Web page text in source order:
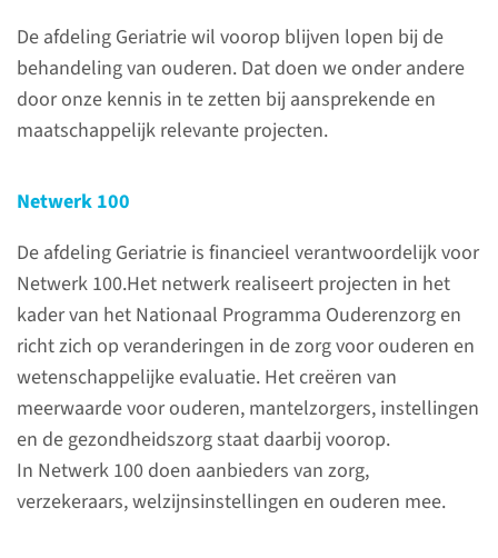
De afdeling Geriatrie wil voorop blijven lopen bij de
behandeling van ouderen. Dat doen we onder andere
door onze kennis in te zetten bij aansprekende en
maatschappelijk relevante projecten.
Netwerk 100
De afdeling Geriatrie is financieel verantwoordelijk voor
Netwerk 100.Het netwerk realiseert projecten in het
kader van het Nationaal Programma Ouderenzorg en
richt zich op veranderingen in de zorg voor ouderen en
wetenschappelijke evaluatie. Het creëren van
meerwaarde voor ouderen, mantelzorgers, instellingen
en de gezondheidszorg staat daarbij voorop.
In Netwerk 100 doen aanbieders van zorg,
verzekeraars, welzijnsinstellingen en ouderen mee.
Over de afdeling
Geriatrie
De afdeling Geriatrie van het
Radboudumc biedt zorg aan
oudere patiënten die vaak een
combinatie van lichamelijke,
psychische en sociale